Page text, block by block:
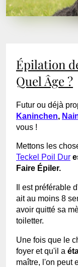
Épilation
Quel Âge ?
Futur ou déjà
Kaninchen,
vous !
Mettons les
Teckel Poil Dur
Faire Épiler.
Il est préférable
ait au moins 8
avoir quitté sa
toiletter.
Une fois que le
foyer et qu'il a
maître, l'on peut